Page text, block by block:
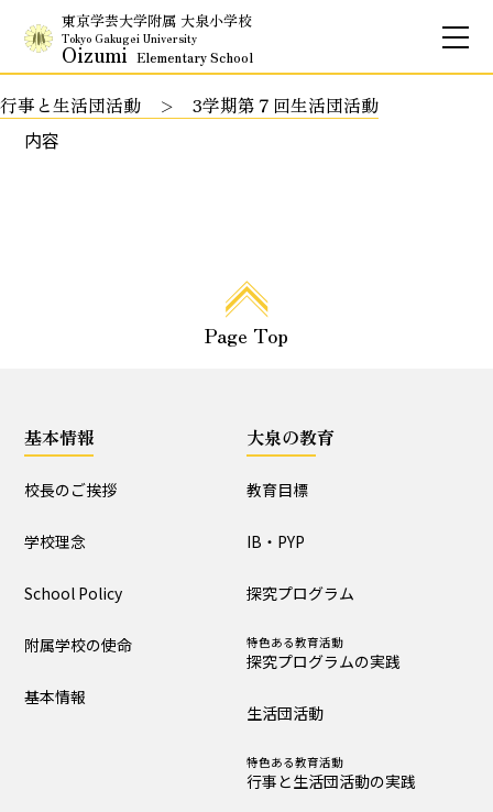
東京学芸大学附属 大泉小学校
Tokyo Gakugei University
Oizumi Elementary School
お問合せ アクセス English
学校理念
基本情報
探究プログラムの実践
生活団活動
行事と生活団活動の実践
行事と生活団活動
3学期第７回生活団活動
内容
Page Top
基本情報
校長のご挨拶
学校理念
School Policy
附属学校の使命
基本情報
大泉の教育
教育目標
IB・PYP
探究プログラム
特色ある教育活動
探究プログラムの実践
生活団活動
特色ある教育活動
行事と生活団活動の実践